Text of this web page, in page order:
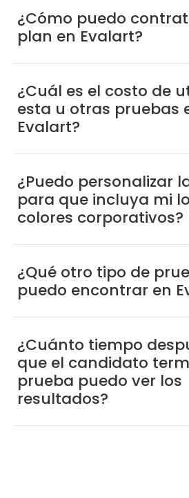
¿Cómo puedo
plan en Evalart?
¿Cuál es el costo de
esta u otras pruebas
Evalart?
¿Puedo personalizar
para que incluya mi
colores corporativos?
¿Qué otro tipo de
puedo encontrar en
¿Cuánto tiempo
que el candidato
prueba puedo ver los
resultados?